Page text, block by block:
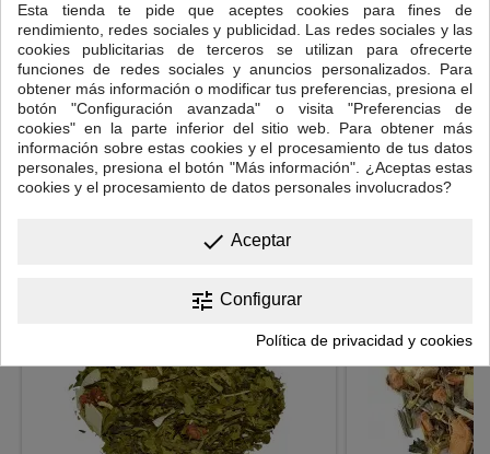
Consulta siempre con tu médico y luego, ya sabes, por probar, no
pierdes nada.
Agua caliente a 95º- 100º
Infusión de 6-8 minutos.
Puedes añadir un poco de leche o bebida vegetal.
Recomendamos no endulzar.
Esta tienda te pide que aceptes cookies para fines de
rendimiento, redes sociales y publicidad. Las redes sociales y las
cookies publicitarias de terceros se utilizan para ofrecerte
funciones de redes sociales y anuncios personalizados. Para
obtener más información o modificar tus preferencias, presiona el
botón "Configuración avanzada" o visita "Preferencias de
cookies" en la parte inferior del sitio web. Para obtener más
información sobre estas cookies y el procesamiento de tus datos
personales, presiona el botón "Más información". ¿Aceptas estas
cookies y el procesamiento de datos personales involucrados?
done Aceptar
tune Configurar
Política de privacidad y cookies